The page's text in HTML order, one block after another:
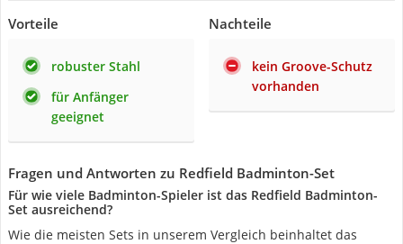
Vorteile
robuster Stahl
für Anfänger
geeignet
Nachteile
kein Groove-Schutz
vorhanden
Fragen und Antworten zu Redfield Badminton-Set
Für wie viele Badminton-Spieler ist das Redfield Badminton-
Set ausreichend?
Wie die meisten Sets in unserem Vergleich beinhaltet das